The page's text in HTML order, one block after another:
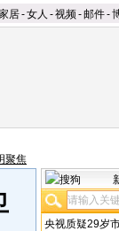
居-女人 -视频-邮件-
聚焦
央视质疑29岁